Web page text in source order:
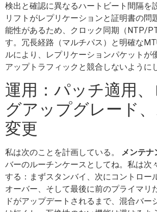
検出と確認に異なるハートビート間隔を
リフトがレプリケーションと証明書の問
能性があるため、クロック同期（NTP/
す。冗長経路（マルチパス）と明確な
ルにより、レプリケーションパケットが
アップトラフィックと競合しないように
運用：パッチ適用
グアップグレード
変更
私は次のことを計画している。 メンテナ
バーのルーチンケースとしてね。私は次
する：まずスタンバイ、次にコントロー
オーバー、そして最後に前のプライマリ
ドがアップデートされるまで、混合バー